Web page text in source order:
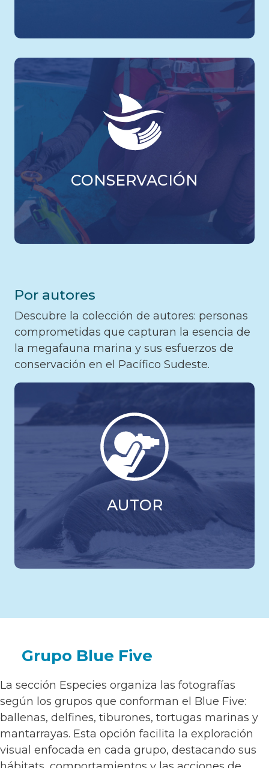
CONSERVACIÓN
Por autores
Descubre la colección de autores: personas
comprometidas que capturan la esencia de
la megafauna marina y sus esfuerzos de
conservación en el Pacífico Sudeste.
AUTOR
Grupo Blue Five
La sección Especies organiza las fotografías
según los grupos que conforman el Blue Five:
ballenas, delfines, tiburones, tortugas marinas y
mantarrayas. Esta opción facilita la exploración
visual enfocada en cada grupo, destacando sus